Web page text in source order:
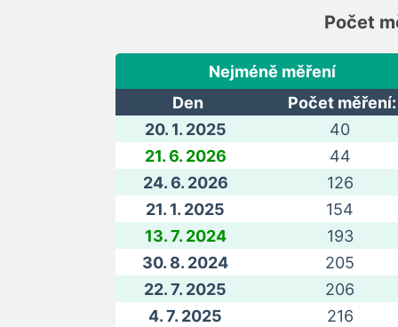
Počet
Nejméně měření
Den
Počet měření:
20. 1. 2025
40
21. 6. 2026
44
24. 6. 2026
126
21. 1. 2025
154
13. 7. 2024
193
30. 8. 2024
205
22. 7. 2025
206
4. 7. 2025
216